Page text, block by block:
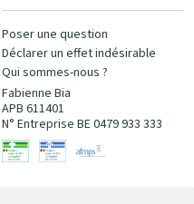
Poser une question
Déclarer un effet indésirable
Qui sommes-nous ?
Fabienne Bia
APB 611401
N° Entreprise BE 0479 933 333